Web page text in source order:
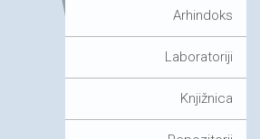
Arhindoks
Laboratoriji
Knjižnica